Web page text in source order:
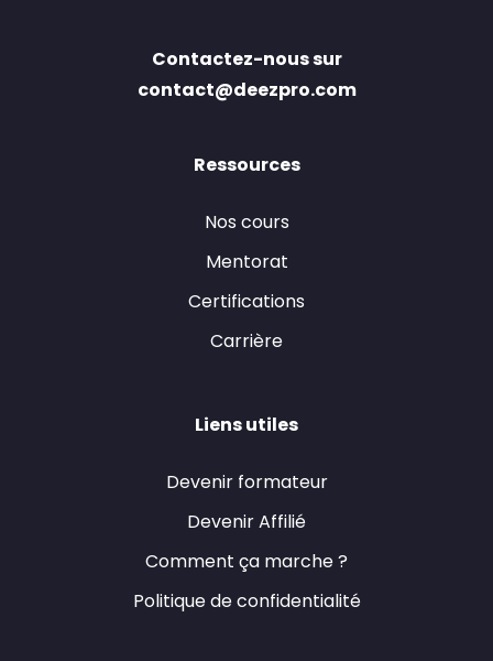
Contactez-nous sur
contact@deezpro.com
Ressources
Nos cours
Mentorat
Certifications
Carrière
Liens utiles
Devenir formateur
Devenir Affilié
Comment ça marche ?
Politique de confidentialité